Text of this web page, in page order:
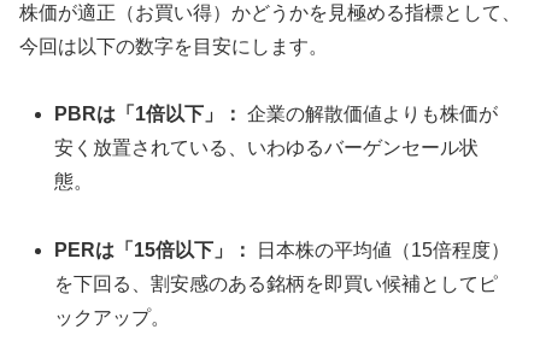
株価が適正（お買い得）かどうかを見極める指標として、
今回は以下の数字を目安にします。
PBRは「1倍以下」： 企業の解散価値よりも株価が
安く放置されている、いわゆるバーゲンセール状
態。
PERは「15倍以下」：
日本株の平均値（15倍程度）
を下回る、割安感のある銘柄を即買い候補としてピ
ックアップ。